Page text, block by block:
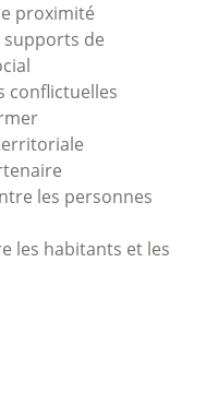
proximité
supports de
conflictuelles
les personnes
les habitants et les